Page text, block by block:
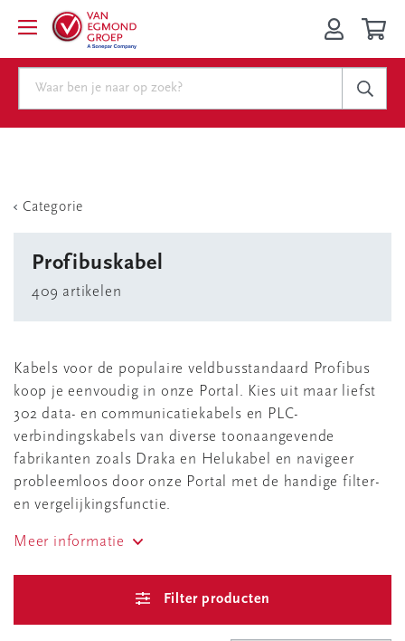
Categorie
Profibuskabel
409 artikelen
Kabels voor de populaire veldbusstandaard Profibus
koop je eenvoudig in onze Portal. Kies uit maar liefst
302 data- en communicatiekabels en PLC-
verbindingskabels van diverse toonaangevende
fabrikanten zoals Draka en Helukabel en navigeer
probleemloos door onze Portal met de handige filter-
en vergelijkingsfunctie.
Meer informatie
Filter producten